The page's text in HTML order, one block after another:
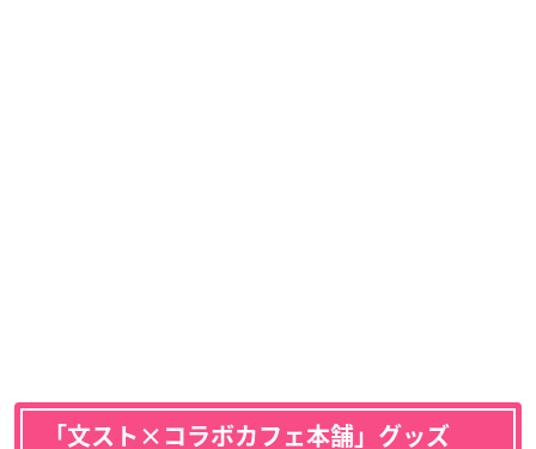
「文スト×コラボカフェ本舗」グッズ